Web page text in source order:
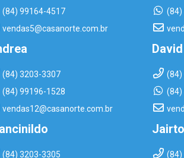
(84) 99164-4517
vendas5@casanorte.com.br
(84)
(84) 3203-3307
(84) 99196-1528
vendas12@casanorte.com.br
David
(84)
(84)
(84) 3203-3305 (84)